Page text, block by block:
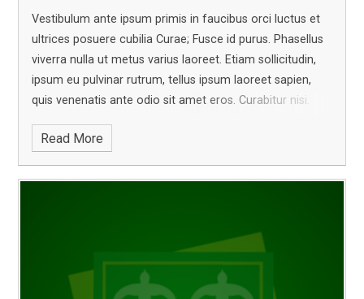
Vestibulum ante ipsum primis in faucibus orci luctus et
ultrices posuere cubilia Curae; Fusce id purus. Phasellus
viverra nulla ut metus varius laoreet. Etiam sollicitudin,
ipsum eu pulvinar rutrum, tellus ipsum laoreet sapien,
quis venenatis ante odio sit amet eros. Curabitur nisi.
aliquam libero, non adipiscing dolor urna a orci. Nullam
vestibulum et, tempor auctor, justo. Sed magna purus,
Read More